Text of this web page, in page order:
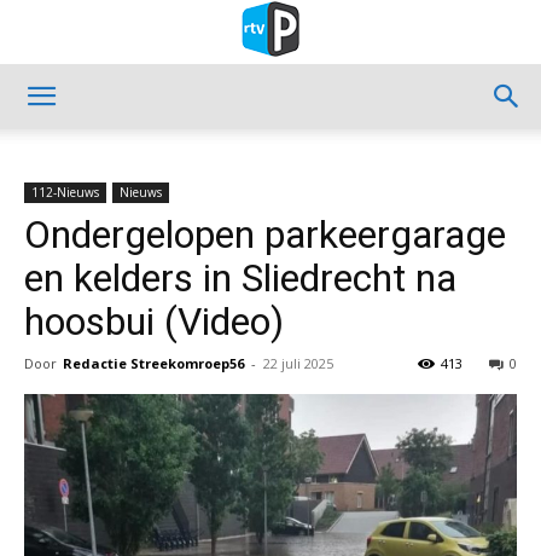
112-Nieuws Nieuws
Ondergelopen parkeergarage
en kelders in Sliedrecht na
hoosbui (Video)
Door Redactie Streekomroep56 - 22 juli 2025 0
413